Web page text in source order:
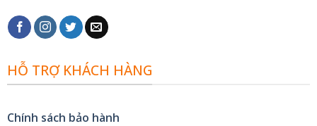
HỖ TRỢ KHÁCH HÀNG
Chính sách bảo hành